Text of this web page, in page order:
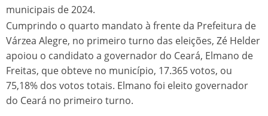
municipais de 2024.
Cumprindo o quarto mandato à frente da Prefeitura de
Várzea Alegre, no primeiro turno das eleições, Zé Helder
apoiou o candidato a governador do Ceará, Elmano de
Freitas, que obteve no município, 17.365 votos, ou
75,18% dos votos totais. Elmano foi eleito governador
do Ceará no primeiro turno.